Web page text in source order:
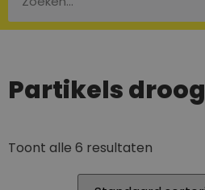
Partikels droog
Toont alle 6 resultaten